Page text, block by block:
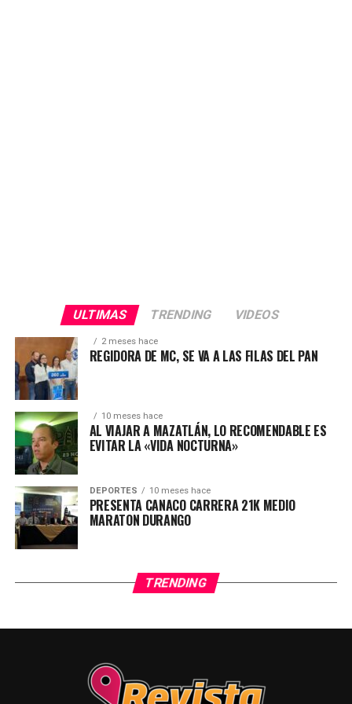
ULTIMAS TRENDING VIDEOS
2 meses hace
REGIDORA DE MC, SE VA A LAS FILAS DEL PAN
10 meses hace
AL VIAJAR A MAZATLÁN, LO RECOMENDABLE ES
EVITAR LA «VIDA NOCTURNA»
DEPORTES 10 meses hace
PRESENTA CANACO CARRERA 21K MEDIO
MARATON DURANGO
TRENDING